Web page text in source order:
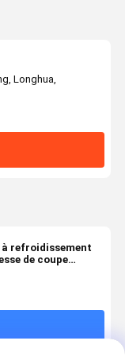
Longhua,
à refroidissement
de coupe